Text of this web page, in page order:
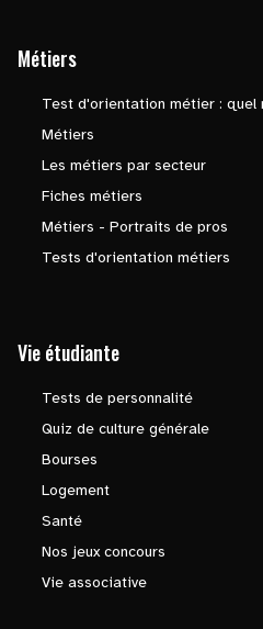
Métiers
Test d'orientation métier :
Métiers
Les métiers par secteur
Fiches métiers
Métiers - Portraits de pros
Tests d'orientation métiers
Vie étudiante
Tests de personnalité
Quiz de culture générale
Bourses
Logement
Santé
Nos jeux concours
Vie associative